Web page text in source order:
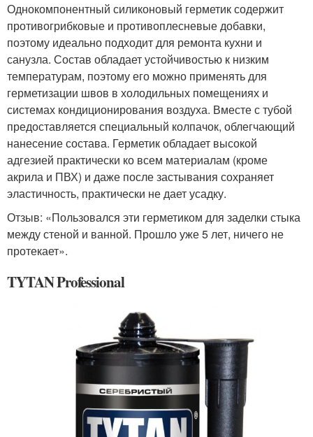
Однокомпонентный силиконовый герметик содержит
противогрибковые и противоплесневые добавки,
поэтому идеально подходит для ремонта кухни и
санузла. Состав обладает устойчивостью к низким
температурам, поэтому его можно применять для
герметизации швов в холодильных помещениях и
системах кондиционирования воздуха. Вместе с тубой
предоставляется специальный колпачок, облегчающий
нанесение состава. Герметик обладает высокой
адгезией практически ко всем материалам (кроме
акрила и ПВХ) и даже после застывания сохраняет
эластичность, практически не дает усадку.
Отзыв: «Пользовался эти герметиком для заделки стыка
между стеной и ванной. Прошло уже 5 лет, ничего не
протекает».
TYTAN Professional